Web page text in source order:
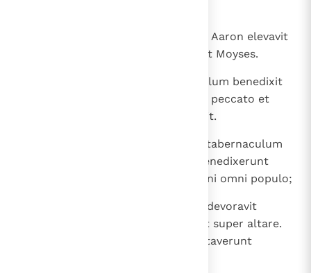
pectora eorum et armos dextros Aaron elevavit
coram Domino, sicut praeceperat Moyses.
Et elevans Aaron manus ad populum benedixit
eis. Sicque, completis hostiis pro peccato et
holocaustis et pacificis, descendit.
Ingressi autem Moyses et Aaron tabernaculum
conventus et deinceps egressi benedixerunt
populo. Apparuitque gloria Domini omni populo;
et ecce egressus ignis a Domino devoravit
holocaustum et adipes, qui erant super altare.
Quod cum vidissent turbae, exultaverunt